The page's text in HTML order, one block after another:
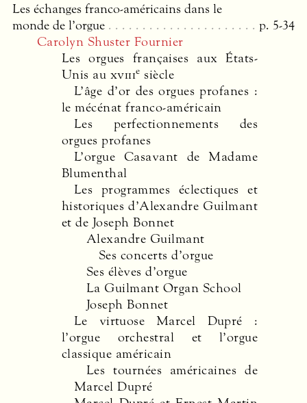
Les échanges franco-américains dans le
monde de l’orgue
p. 5-34
Carolyn Shuster Fournier
Les orgues françaises aux États-
Unis au xviiie siècle
L’âge d’or des orgues profanes :
le mécénat franco-américain
Les perfectionnements des
orgues profanes
L’orgue Casavant de Madame
Blumenthal
Les programmes éclectiques et
historiques d’Alexandre Guilmant
et de Joseph Bonnet
Alexandre Guilmant
Ses concerts d’orgue
Ses élèves d’orgue
La Guilmant Organ School
Joseph Bonnet
Le virtuose Marcel Dupré :
l’orgue orchestral et l’orgue
classique américain
Les tournées américaines de
Marcel Dupré